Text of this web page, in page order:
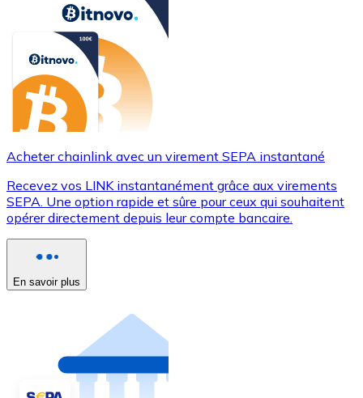
Acheter chainlink avec un virement SEPA instantané
Recevez vos LINK instantanément grâce aux virements
SEPA. Une option rapide et sûre pour ceux qui souhaitent
opérer directement depuis leur compte bancaire.
En savoir plus